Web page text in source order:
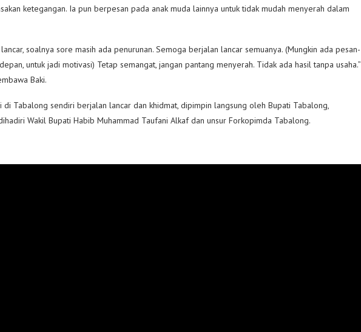
ketegangan. Ia pun berpesan pada anak muda lainnya untuk tidak mudah menyerah dalam
soalnya sore masih ada penurunan. Semoga berjalan lancar semuanya. (Mungkin ada pesan-
untuk jadi motivasi) Tetap semangat, jangan pantang menyerah. Tidak ada hasil tanpa usaha.”
Baki.
di Tabalong sendiri berjalan lancar dan khidmat, dipimpin langsung oleh Bupati Tabalong,
Wakil Bupati Habib Muhammad Taufani Alkaf dan unsur Forkopimda Tabalong.